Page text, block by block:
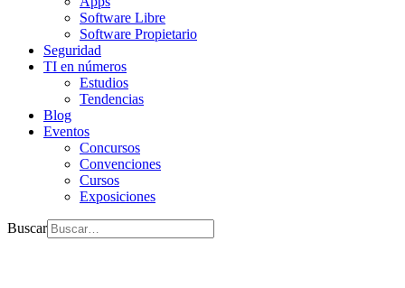
Software Libre
Software Propietario
Seguridad
TI en números
Estudios
Tendencias
Blog
Eventos
Concursos
Convenciones
Cursos
Exposiciones
Buscar